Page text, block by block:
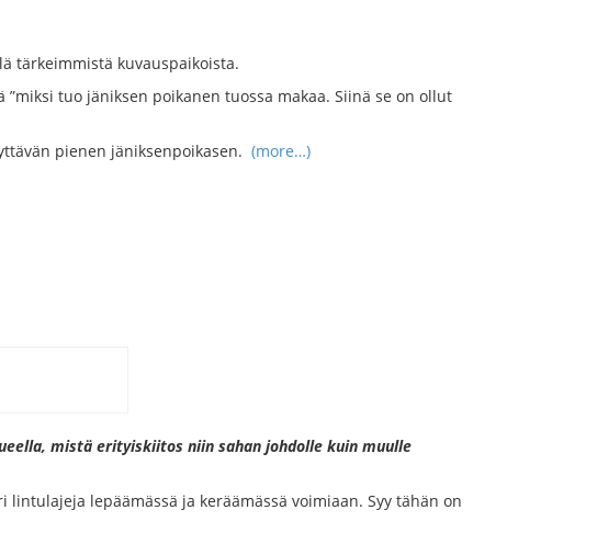
tärkeimmistä kuvauspaikoista.
tuo jäniksen poikanen tuossa makaa. Siinä se on ollut
pienen jäniksenpoikasen. (more…)
mistä erityiskiitos niin sahan johdolle kuin muulle
lepäämässä ja keräämässä voimiaan. Syy tähän on